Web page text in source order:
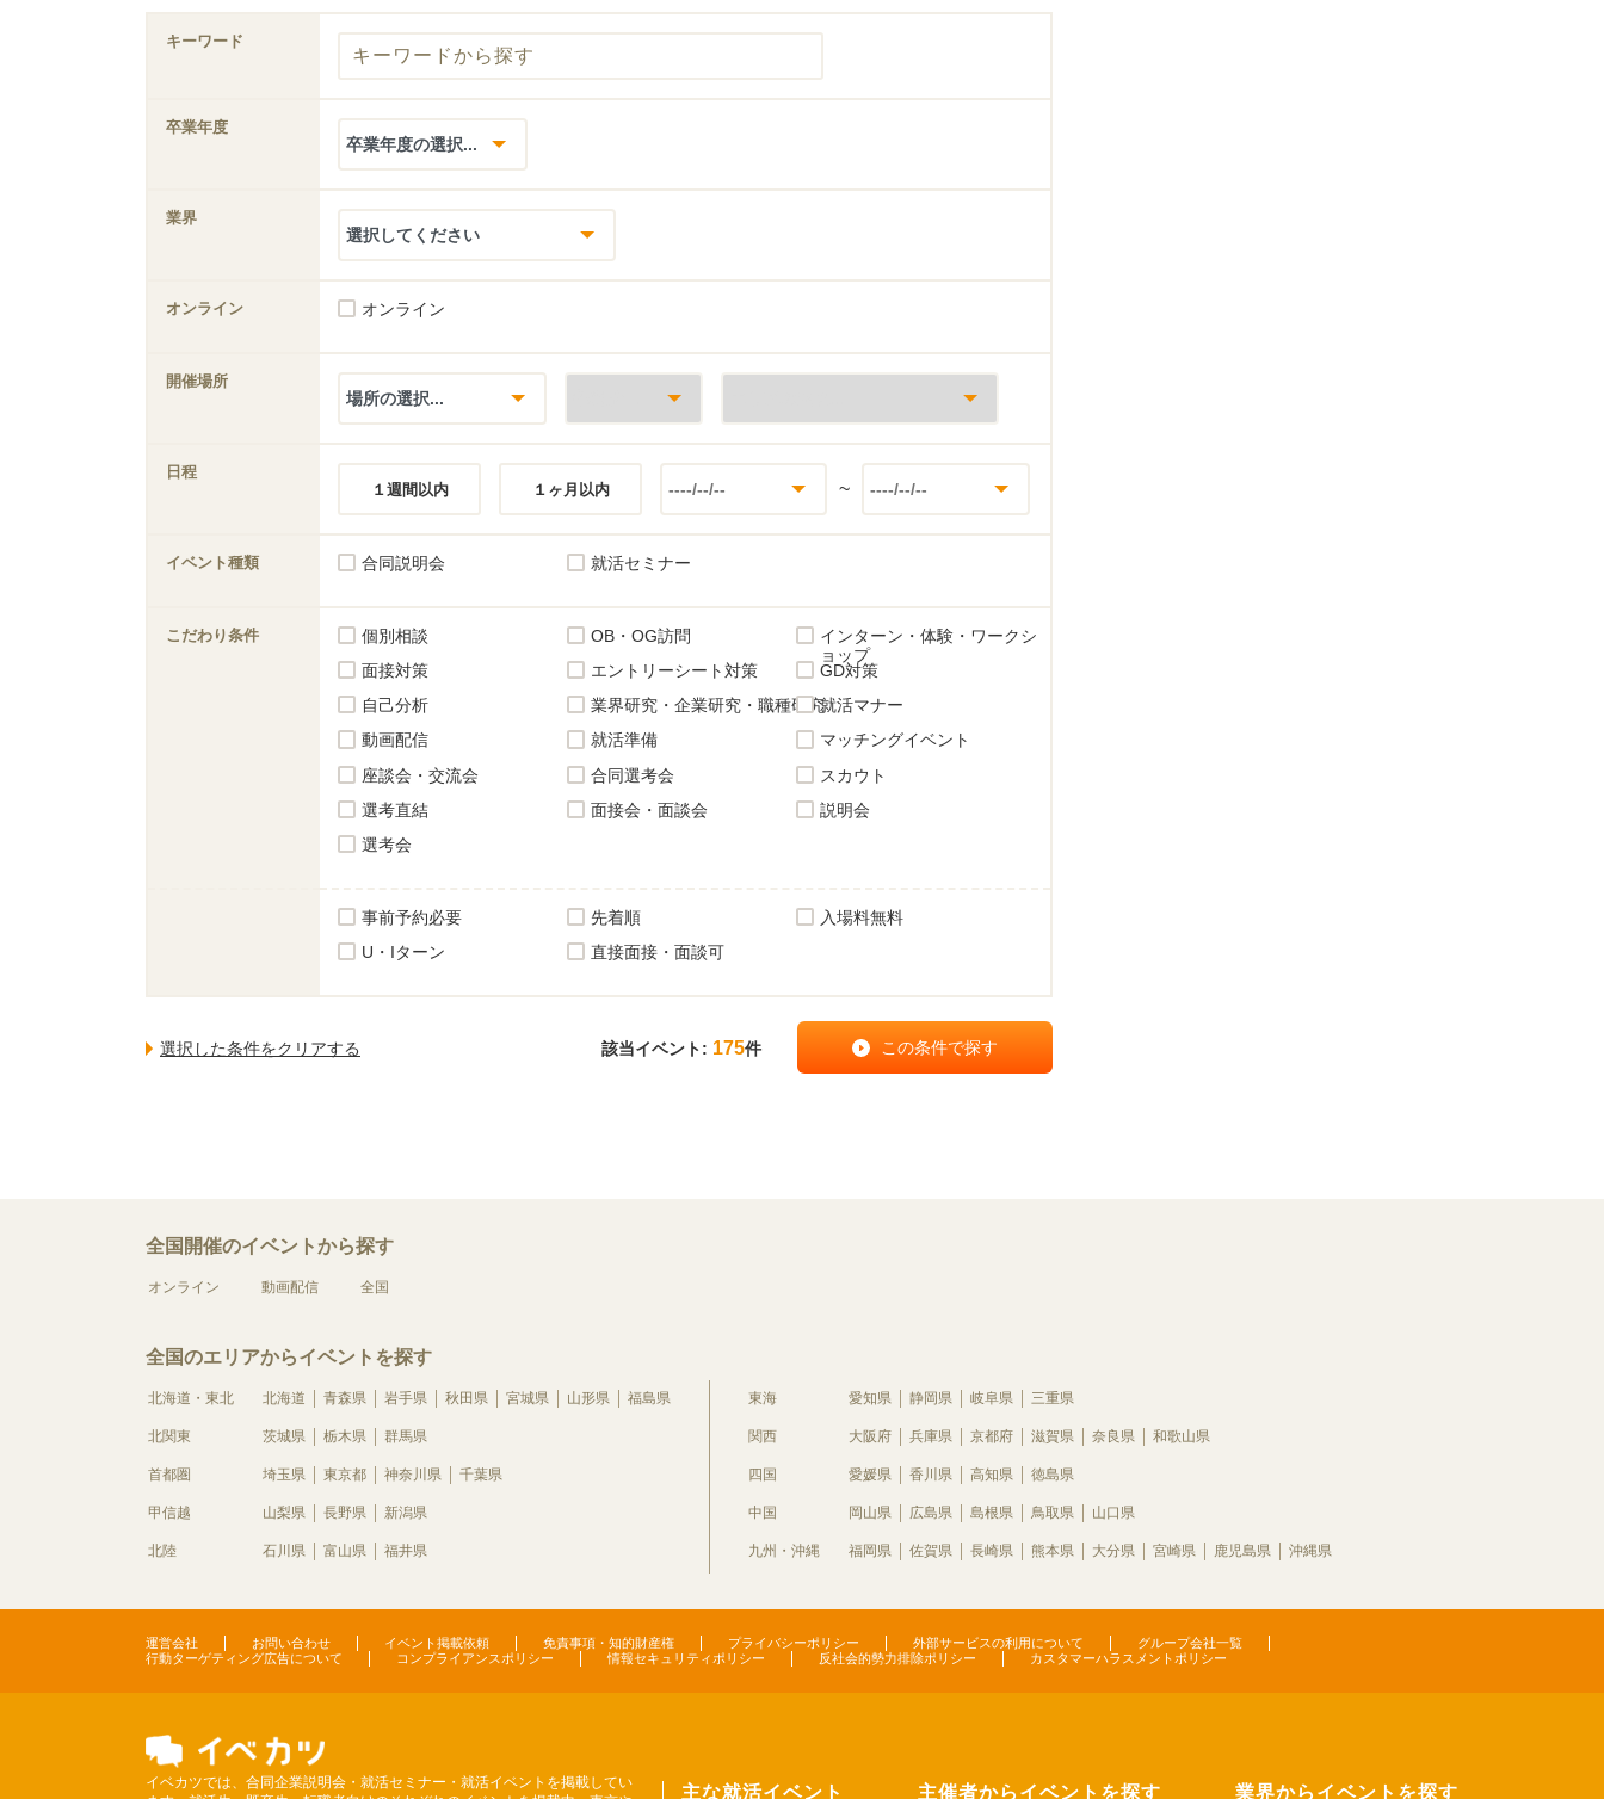
キーワード
卒業年度
業界
オンライン オンライン
開催場所
日程
１週間以内
１ヶ月以内 ~
イベント種類 合同説明会 就活セミナー
こだわり条件 個別相談 OB・OG訪問
インターン・体験・ワークシ
ョップ
面接対策
エントリーシート対策
GD対策
自己分析
業界研究・企業研究・職種研究就活マナー
動画配信
就活準備
マッチングイベント
座談会・交流会
合同選考会
スカウト
選考直結
面接会・面談会
説明会
選考会
事前予約必要 先着順
入場料無料
U・Iターン
直接面接・面談可
該当イベント: 175件
全国開催のイベントから探す
オンライン 動画配信 全国
全国のエリアからイベントを探す
北海道・東北 北海道 青森県 岩手県 秋田県 宮城県 山形県 福島県
北関東 茨城県 栃木県 群馬県
首都圏 埼玉県 東京都 神奈川県 千葉県
甲信越 山梨県 長野県 新潟県
北陸 石川県 富山県 福井県
東海 愛知県 静岡県 岐阜県 三重県
関西 大阪府 兵庫県 京都府 滋賀県 奈良県 和歌山県
四国 愛媛県 香川県 高知県 徳島県
中国 岡山県 広島県 島根県 鳥取県 山口県
九州・沖縄 福岡県 佐賀県 長崎県 熊本県 大分県 宮崎県 鹿児島県 沖縄県
運営会社 お問い合わせ イベント掲載依頼 免責事項・知的財産権 プライバシーポリシー 外部サービスの利用について
グループ会社一覧
行動ターゲティング広告について
コンプライアンスポリシー 情報セキュリティポリシー 反社会的勢力排除ポリシー カスタマーハラスメントポリシー
イベカツでは、合同企業説明会・就活セミナー・就活イベントを掲載してい
主な就活イベント 主催者からイベントを探す 業界からイベントを探す